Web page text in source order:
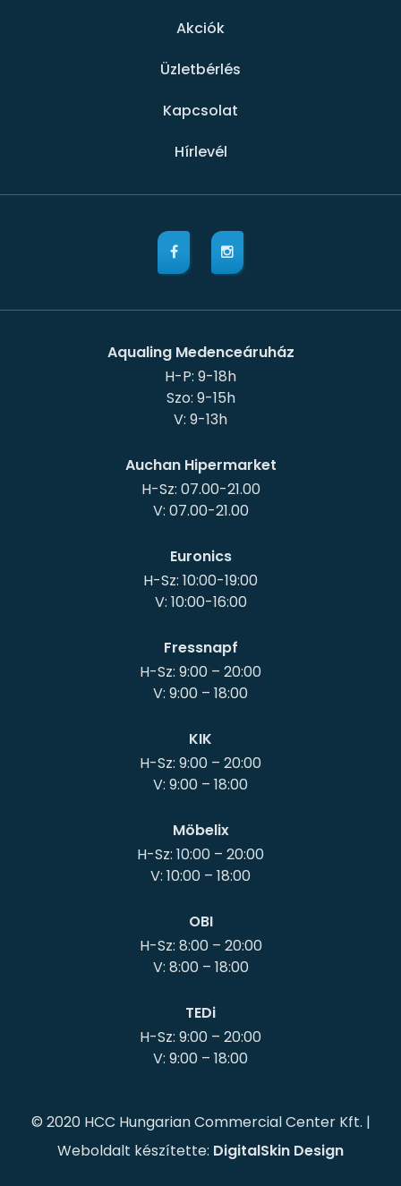
Akciók
Üzletbérlés
Kapcsolat
Hírlevél
Aqualing Medenceáruház
H-P: 9-18h
Szo: 9-15h
Auchan Hipermarket
H-Sz: 07.00-21.00
V: 07.00-21.00
Euronics
H-Sz: 10:00-19:00
V: 10:00-16:00
Fressnapf
H-Sz: 9:00 – 20:00
KIK
H-Sz: 9:00 – 20:00
Möbelix
H-Sz: 10:00 – 20:00
OBI
H-Sz: 8:00 – 20:00
V: 8:00 – 18:00
TEDi
H-Sz: 9:00 – 20:00
© 2020 HCC Hungarian Commercial Center Kft. |
Weboldalt készítette: DigitalSkin Design